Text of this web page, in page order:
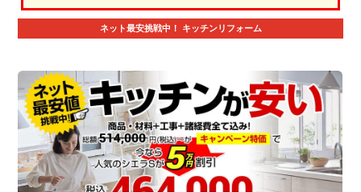
ネット最安挑戦中！ キッチンリフォーム